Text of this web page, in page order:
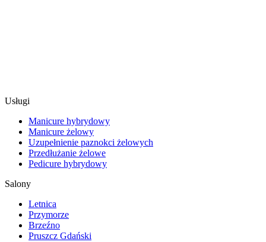
Usługi
Manicure hybrydowy
Manicure żelowy
Uzupełnienie paznokci żelowych
Przedłużanie żelowe
Pedicure hybrydowy
Salony
Letnica
Przymorze
Brzeźno
Pruszcz Gdański